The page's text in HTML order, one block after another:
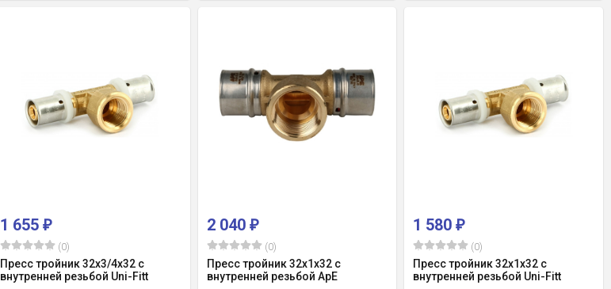
1 655 ₽
(0)
Пресс тройник 32x3/4x32 с
внутренней резьбой Uni-Fitt
2 040 ₽
(0)
Пресс тройник 32x1x32 с
внутренней резьбой ApE
1 580₽
(0)
Пресс тройник 32x1x32 с
внутренней резьбой Uni-Fitt